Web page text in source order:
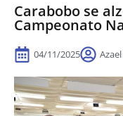
Carabobo se
Campeonato
04/11/2025